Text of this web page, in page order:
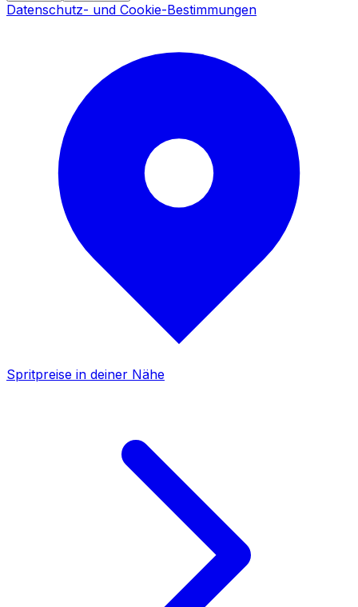
Datenschutz- und Cookie-Bestimmungen
Spritpreise in deiner Nähe